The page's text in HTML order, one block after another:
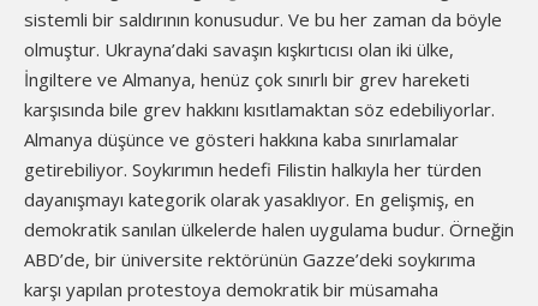
sistemli bir saldırının konusudur. Ve bu her zaman da böyle
olmuştur. Ukrayna’daki savaşın kışkırtıcısı olan iki ülke,
İngiltere ve Almanya, henüz çok sınırlı bir grev hareketi
karşısında bile grev hakkını kısıtlamaktan söz edebiliyorlar.
Almanya düşünce ve gösteri hakkına kaba sınırlamalar
getirebiliyor. Soykırımın hedefi Filistin halkıyla her türden
dayanışmayı kategorik olarak yasaklıyor. En gelişmiş, en
demokratik sanılan ülkelerde halen uygulama budur. Örneğin
ABD’de, bir üniversite rektörünün Gazze’deki soykırıma
karşı yapılan protestoya demokratik bir müsamaha